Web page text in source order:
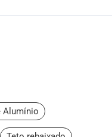
Alumínio